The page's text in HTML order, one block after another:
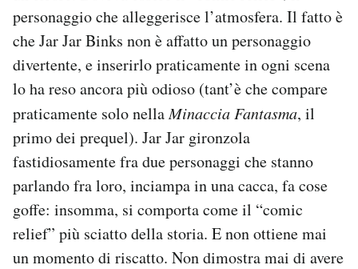
personaggio che alleggerisce l’atmosfera. Il fatto è
che Jar Jar Binks non è affatto un personaggio
divertente, e inserirlo praticamente in ogni scena
lo ha reso ancora più odioso (tant’è che compare
praticamente solo nellaMinaccia Fantasma, il
primo dei prequel). Jar Jar gironzola
fastidiosamente fra due personaggi che stanno
parlando fra loro, inciampa in una cacca, fa cose
goffe: insomma, si comporta come il “comic
relief” più sciatto della storia. E non ottiene mai
un momento di riscatto. Non dimostra mai di avere